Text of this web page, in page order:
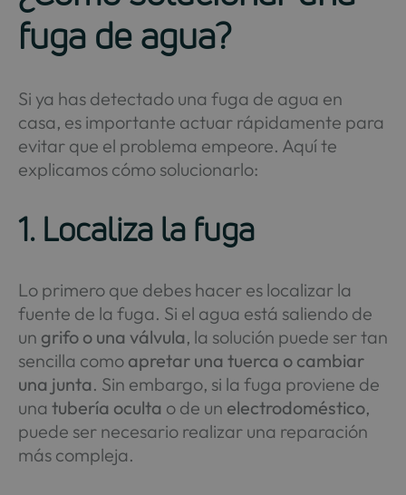
fuga de agua?
Si ya has detectado una fuga de agua en
casa, es importante actuar rápidamente para
evitar que el problema empeore. Aquí te
explicamos cómo solucionarlo:
1. Localiza la fuga
Lo primero que debes hacer es localizar la
fuente de la fuga. Si el agua está saliendo de
un grifo o una válvula, la solución puede ser tan
sencilla como apretar una tuerca o cambiar
una junta. Sin embargo, si la fuga proviene de
una tubería oculta o de un electrodoméstico,
puede ser necesario realizar una reparación
más compleja.